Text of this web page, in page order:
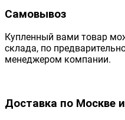
Самовывоз
Купленный вами товар
склада, по
менеджером компании.
Доставка по Москве